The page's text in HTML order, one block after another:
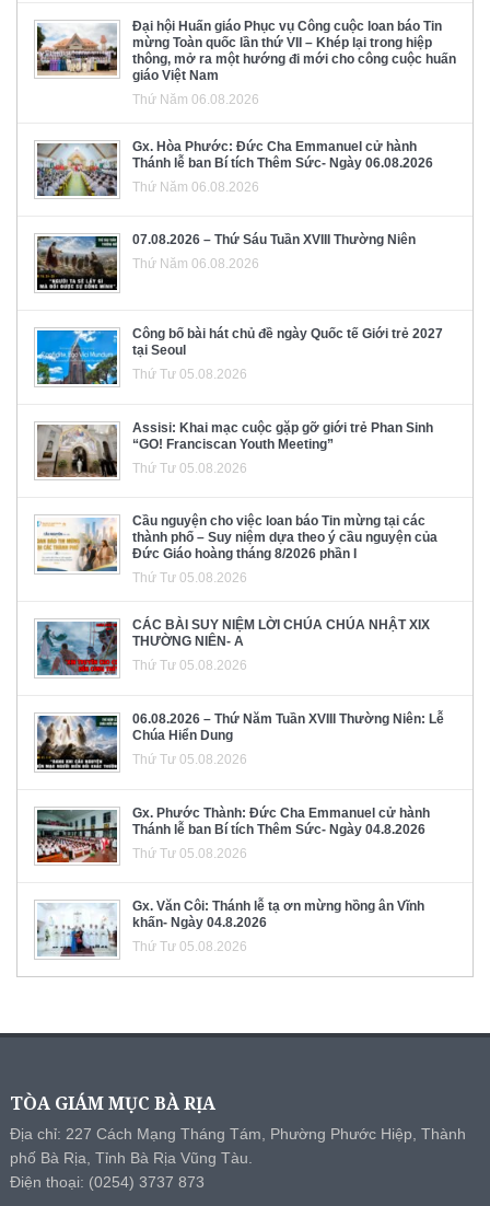
Đại hội Huấn giáo Phục vụ Công cuộc loan báo Tin
mừng Toàn quốc lần thứ VII – Khép lại trong hiệp
thông, mở ra một hướng đi mới cho công cuộc huấn
giáo Việt Nam
Thứ Năm 06.08.2026
Gx. Hòa Phước: Đức Cha Emmanuel cử hành
Thánh lễ ban Bí tích Thêm Sức- Ngày 06.08.2026
Thứ Năm 06.08.2026
07.08.2026 – Thứ Sáu Tuần XVIII Thường Niên
Thứ Năm 06.08.2026
Công bố bài hát chủ đề ngày Quốc tế Giới trẻ 2027
tại Seoul
Thứ Tư 05.08.2026
Assisi: Khai mạc cuộc gặp gỡ giới trẻ Phan Sinh
“GO! Franciscan Youth Meeting”
Thứ Tư 05.08.2026
Cầu nguyện cho việc loan báo Tin mừng tại các
thành phố – Suy niệm dựa theo ý cầu nguyện của
Đức Giáo hoàng tháng 8/2026 phần I
Thứ Tư 05.08.2026
CÁC BÀI SUY NIỆM LỜI CHÚA CHÚA NHẬT XIX
THƯỜNG NIÊN- A
Thứ Tư 05.08.2026
06.08.2026 – Thứ Năm Tuần XVIII Thường Niên: Lễ
Chúa Hiển Dung
Thứ Tư 05.08.2026
Gx. Phước Thành: Đức Cha Emmanuel cử hành
Thánh lễ ban Bí tích Thêm Sức- Ngày 04.8.2026
Thứ Tư 05.08.2026
Gx. Văn Côi: Thánh lễ tạ ơn mừng hồng ân Vĩnh
khấn- Ngày 04.8.2026
Thứ Tư 05.08.2026
TÒA GIÁM MỤC BÀ RỊA
Địa chỉ: 227 Cách Mạng Tháng Tám, Phường Phước Hiệp, Thành
phố Bà Rịa, Tỉnh Bà Rịa Vũng Tàu.
Điện thoại: (0254) 3737 873